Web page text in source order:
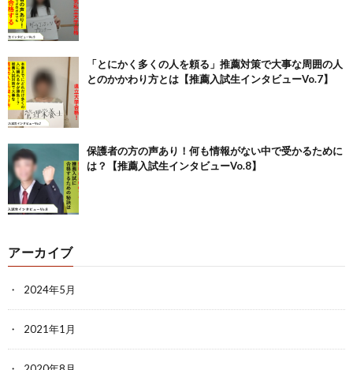
「とにかく多くの人を頼る」推薦対策で大事な周囲の人
とのかかわり方とは【推薦入試生インタビューVo.7】
保護者の方の声あり！何も情報がない中で受かるために
は？【推薦入試生インタビューVo.8】
アーカイブ
2024年5月
2021年1月